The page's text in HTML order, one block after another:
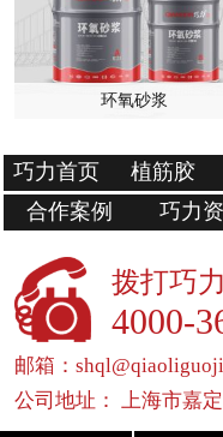
环氧砂浆
巧力首页 植筋胶
合作案例
巧力
拨打巧
4000-
邮箱：
公司地址： 上海市嘉